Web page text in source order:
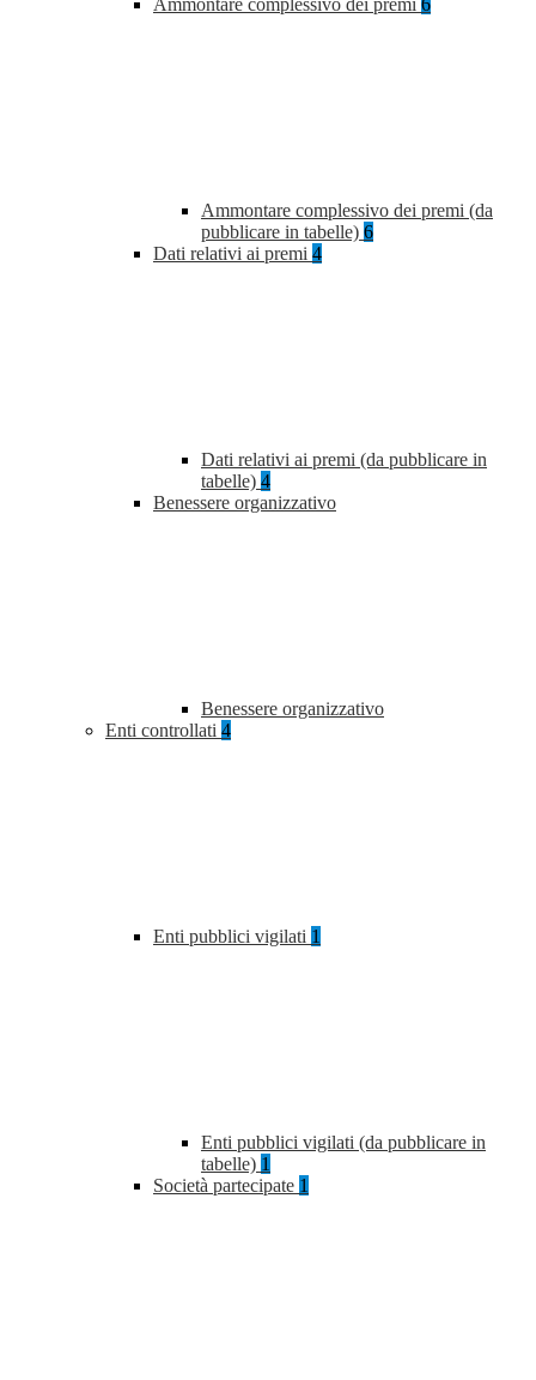
Ammontare complessivo dei premi 6
Ammontare complessivo dei premi (da
pubblicare in tabelle) 6
Dati relativi ai premi 4
Dati relativi ai premi (da pubblicare in
tabelle) 4
Benessere organizzativo
Benessere organizzativo
Enti controllati 4
Enti pubblici vigilati 1
Enti pubblici vigilati (da pubblicare in
tabelle) 1
Società partecipate 1